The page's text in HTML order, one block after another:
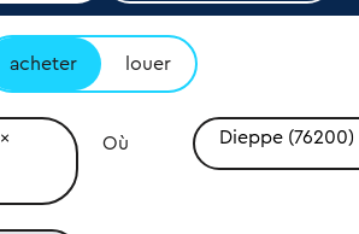
acheter louer
Où Dieppe (76200)